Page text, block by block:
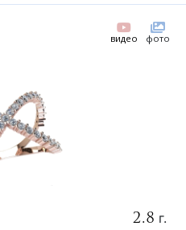
видео фото
2.8 г.